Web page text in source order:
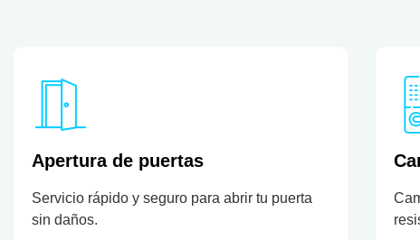
Apertura de puertas
Servicio rápido y seguro para abrir tu puerta
sin daños.